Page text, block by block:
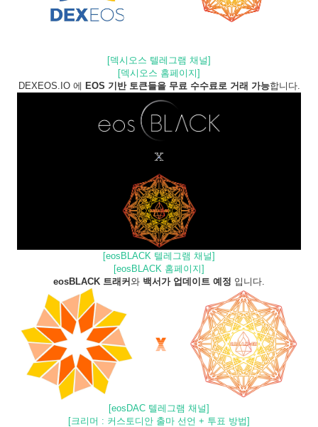
[덱시오스 텔레그램 채널]
[덱시오스 홈페이지]
DEXEOS.IO 에 EOS 기반 토큰들을 무료 수수료로 거래 가능합니다.
[eosBLACK 텔레그램 채널]
[eosBLACK 홈페이지]
eosBLACK 트래커 와 백서가 업데이트 예정 입니다.
[eosDAC 텔레그램 채널]
[크리머 : 커스토디안 출마 선언 + 투표 방법]